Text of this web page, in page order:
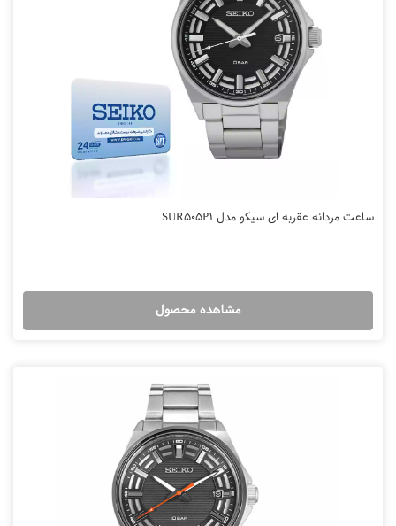
ساعت مردانه عقربه ای سیکو مدل SUR505P1
مشاهده محصول